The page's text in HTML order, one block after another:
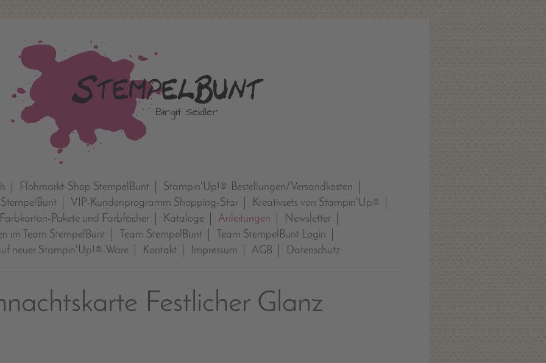
Flohmarkt-Shop StempelBunt
Stampin'Up!®-Bestellungen/Versandkosten
VIP-Kundenprogramm Shopping-Star
Kreativsets von Stampin'Up®
Pakete und Farbfächer
Kataloge Anleitungen
Newsletter
im Team StempelBunt
Team StempelBunt
Team StempelBunt Login
neuer Stampin'Up!®-Ware
Kontakt Impressum AGB Datenschutz
Festlicher Glanz